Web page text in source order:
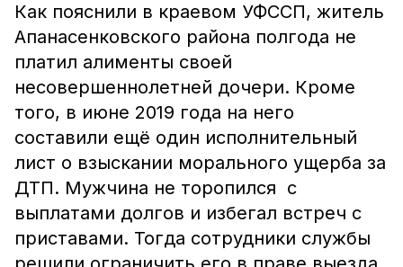
Как пояснили в краевом УФССП, житель
Апанасенковского района полгода не
платил алименты своей
несовершеннолетней дочери. Кроме
того, в июне 2019 года на него
составили ещё один исполнительный
лист о взыскании морального ущерба за
ДТП. Мужчина не торопился с
выплатами долгов и избегал встреч с
приставами. Тогда сотрудники службы